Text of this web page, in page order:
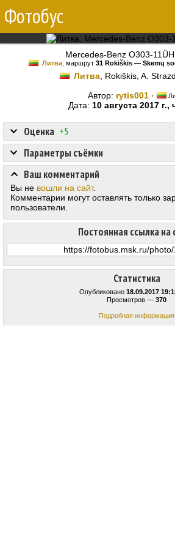
Фотобус
Mercedes-Benz O303-
Литва , маршрут 31 Rokiškis — Skemų
Литва , Rokiškis, A.
Автор: rytis001·
Дата: 10 августа 2017 г.,
Статистика
Опубликовано 18.09.2017
Просмотров — 370
Подробная информация
Оценка +5
Постоянная ссылка на
Параметры съёмки
Ваш комментарий
Вы не вошли на сайт.
Комментарии могут оставлять только
пользователи.